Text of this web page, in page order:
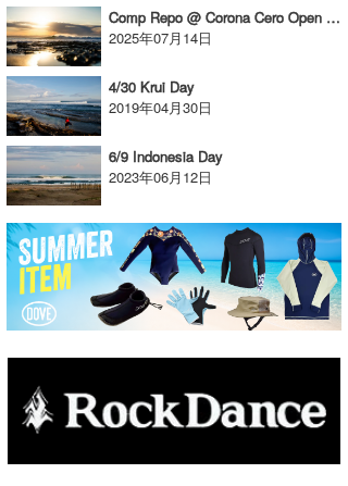
Comp Repo @ Corona Cero Open J-Bay
2025年07月14日
4/30 Krui Day
2019年04月30日
6/9 Indonesia Day
2023年06月12日
waka☆=
YUKI☆
たっちー
ハンマー
まっきー
三輪予報士
小川予報士
上條将美
唐澤予報士